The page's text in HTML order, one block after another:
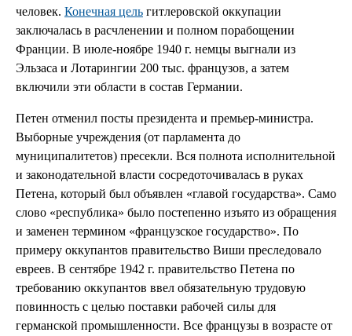
человек. Конечная цель гитлеровской оккупации
заключалась в расчленении и полном порабощении
Франции. В июле-ноябре 1940 г. немцы выгнали из
Эльзаса и Лотарингии 200 тыс. французов, а затем
включили эти области в состав Германии.
Петен отменил посты президента и премьер-министра.
Выборные учреждения (от парламента до
муниципалитетов) пресекли. Вся полнота исполнительной
и законодательной власти сосредоточивалась в руках
Петена, который был объявлен «главой государства». Само
слово «республика» было постепенно изъято из обращения
и заменен термином «французское государство». По
примеру оккупантов правительство Виши преследовало
евреев. В сентябре 1942 г. правительство Петена по
требованию оккупантов ввел обязательную трудовую
повинность с целью поставки рабочей силы для
германской промышленности. Все французы в возрасте от